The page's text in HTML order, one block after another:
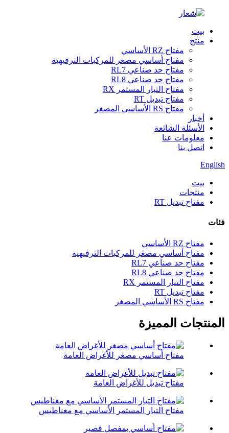
بيت
منتج
مفتاح RZ الأساسي
مفتاح أساسي مصغر للمركبات الترفيهية
مفتاح حد صناعي RL7
مفتاح حد صناعي RL8
مفتاح التيار المستمر RX
مفتاح تبديل RT
مفتاح RS الأساسي المصغر
أخبار
الأسئلة الشائعة
معلومات عنا
اتصل بنا
English
بيت
منتجات
مفتاح تبديل RT
فئات
مفتاح RZ الأساسي
مفتاح أساسي مصغر للمركبات الترفيهية
مفتاح حد صناعي RL7
مفتاح حد صناعي RL8
مفتاح التيار المستمر RX
مفتاح تبديل RT
مفتاح RS الأساسي المصغر
المنتجات المميزة
مفتاح أساسي مصغر للأغراض العامة
مفتاح تبديل للأغراض العامة
مفتاح التيار المستمر الأساسي مع مغناطيس